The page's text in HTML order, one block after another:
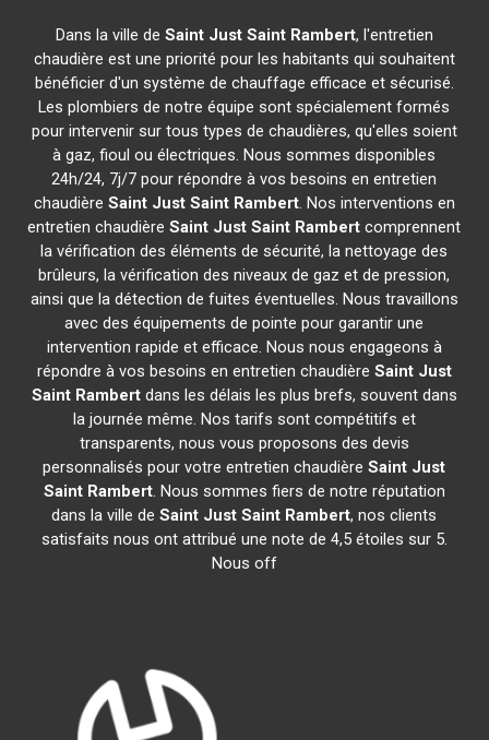
Dans la ville de Saint Just Saint Rambert, l'entretien
chaudière est une priorité pour les habitants qui souhaitent
bénéficier d'un système de chauffage efficace et sécurisé.
Les plombiers de notre équipe sont spécialement formés
pour intervenir sur tous types de chaudières, qu'elles soient
à gaz, fioul ou électriques. Nous sommes disponibles
24h/24, 7j/7 pour répondre à vos besoins en entretien
chaudière Saint Just Saint Rambert. Nos interventions en
entretien chaudièreSaint Just Saint Rambert comprennent
la vérification des éléments de sécurité, la nettoyage des
brûleurs, la vérification des niveaux de gaz et de pression,
ainsi que la détection de fuites éventuelles. Nous travaillons
avec des équipements de pointe pour garantir une
intervention rapide et efficace. Nous nous engageons à
répondre à vos besoins en entretien chaudière Saint Just
Saint Rambertdans les délais les plus brefs, souvent dans
la journée même. Nos tarifs sont compétitifs et
transparents, nous vous proposons des devis
personnalisés pour votre entretien chaudièreSaint Just
Saint Rambert. Nous sommes fiers de notre réputation
dans la ville deSaint Just Saint Rambert, nos clients
satisfaits nous ont attribué une note de 4,5 étoiles sur 5.
Nous off